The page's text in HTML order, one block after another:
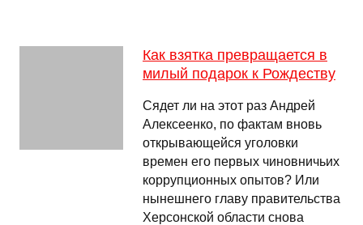
Как взятка превращается в
милый подарок к Рождеству
Сядет ли на этот раз Андрей
Алексеенко, по фактам вновь
открывающейся уголовки
времен его первых чиновничьих
коррупционных опытов? Или
нынешнего главу правительства
Херсонской области снова